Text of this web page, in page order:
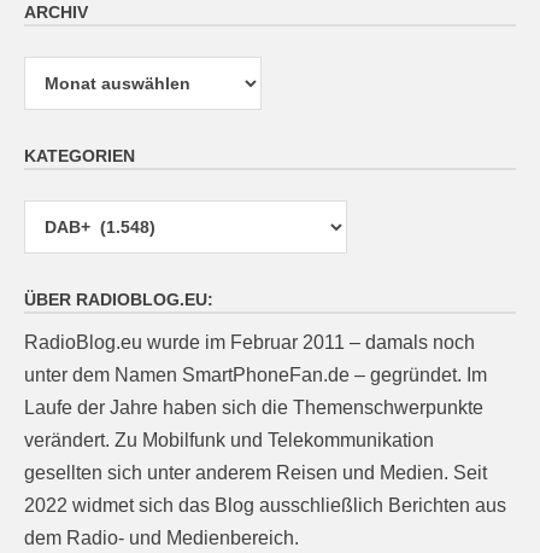
ARCHIV
Archiv
KATEGORIEN
ÜBER RADIOBLOG.EU:
RadioBlog.eu wurde im Februar 2011 – damals noch
unter dem Namen SmartPhoneFan.de – gegründet. Im
Laufe der Jahre haben sich die Themenschwerpunkte
verändert. Zu Mobilfunk und Telekommunikation
gesellten sich unter anderem Reisen und Medien. Seit
2022 widmet sich das Blog ausschließlich Berichten aus
dem Radio- und Medienbereich.